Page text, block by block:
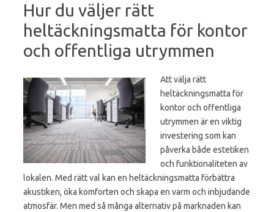
Hur du väljer rätt
heltäckningsmatta för kontor
och offentliga utrymmen
Att välja rätt
heltäckningsmatta för
kontor och offentliga
utrymmen är en viktig
investering som kan
påverka både estetiken
och funktionaliteten av
lokalen. Med rätt val kan en heltäckningsmatta förbättra
akustiken, öka komforten och skapa en varm och inbjudande
atmosfär. Men med så många alternativ på marknaden kan